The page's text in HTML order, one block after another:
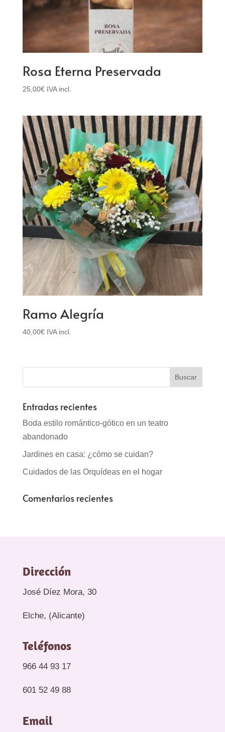
Rosa Eterna Preservada
25,00€ IVA incl.
Ramo Alegría
40,00€ IVA incl.
Entradas recientes
Boda estilo romántico-gótico en un teatro
abandonado
Jardines en casa: ¿cómo se cuidan?
Cuidados de las Orquídeas en el hogar
Comentarios recientes
Dirección
José Díez Mora, 30
Elche, (Alicante)
Teléfonos
966 44 93 17
601 52 49 88
Email